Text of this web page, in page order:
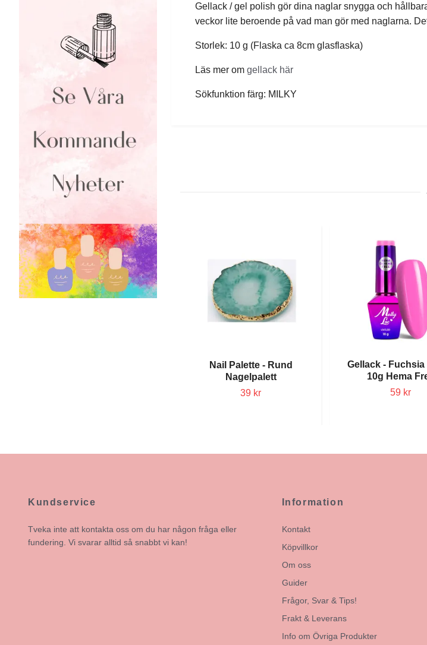
Gellack / gel polish gör dina naglar snygga och
veckor lite beroende på vad man gör med naglarna.
Storlek: 10 g (Flaska ca 8cm glasflaska)
Läs mer om gellack här
Sökfunktion färg: MILKY
Nail Palette - Rund
Nagelpalett
39 kr
Gellack - Fuchsia
10g Hema
59 kr
Kundservice
Tveka inte att kontakta oss om du har någon fråga eller
fundering. Vi svarar alltid så snabbt vi kan!
Information
Kontakt
Köpvillkor
Om oss
Guider
Frågor, Svar & Tips!
Frakt & Leverans
Info om Övriga Produkter